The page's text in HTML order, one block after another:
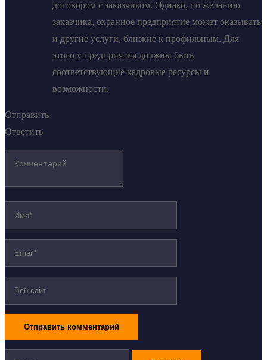
договором с заказчиком. Однако, по желанию
заказчика, охранное предприятие может оказывать
и другие услуги, близкие к профильным. Для
этого у предприятия должны быть
соответствующие кадровые ресурсы и
возможности.
Отправить
Ответить